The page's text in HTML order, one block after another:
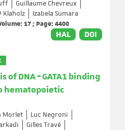
Guillaume Chevreux
Klaholz
Izabela Sumara
17 ; Page: 4400
HAL DOI
DNA ‐ GATA1 binding
hematopoietic
Morlet
Luc Negroni
Gilles Travé